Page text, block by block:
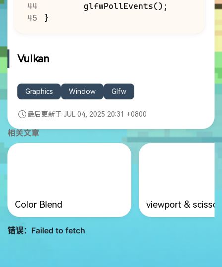
44
glfwPollEvents();
}
Vulkan
Graphics Window Glfw
最后更新于 JUL 04, 2025 20:31 +0800
相关文章
Color Blend viewport & scissor